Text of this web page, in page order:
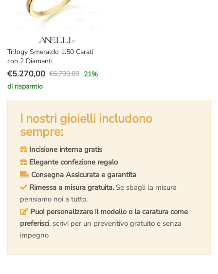
Trilogy Smeraldo 1.50 Carati
con 2 Diamanti
€6.700,00
Il
prezzo
originale
€6.700,00.
€5.270,00
Il
prezzo
attuale
€5.270,00.
21%
di risparmio
I nostri gioielli includono
sempre:
Incisione interna gratis
Elegante confezione regalo
Consegna Assicurata e garantita
Rimessa a misura gratuita. Se sbagli la misura
pensiamo noi a tutto.
Puoi personalizzare il modello o la caratura come
preferisci, scrivi per un preventivo gratuito e senza
impegno